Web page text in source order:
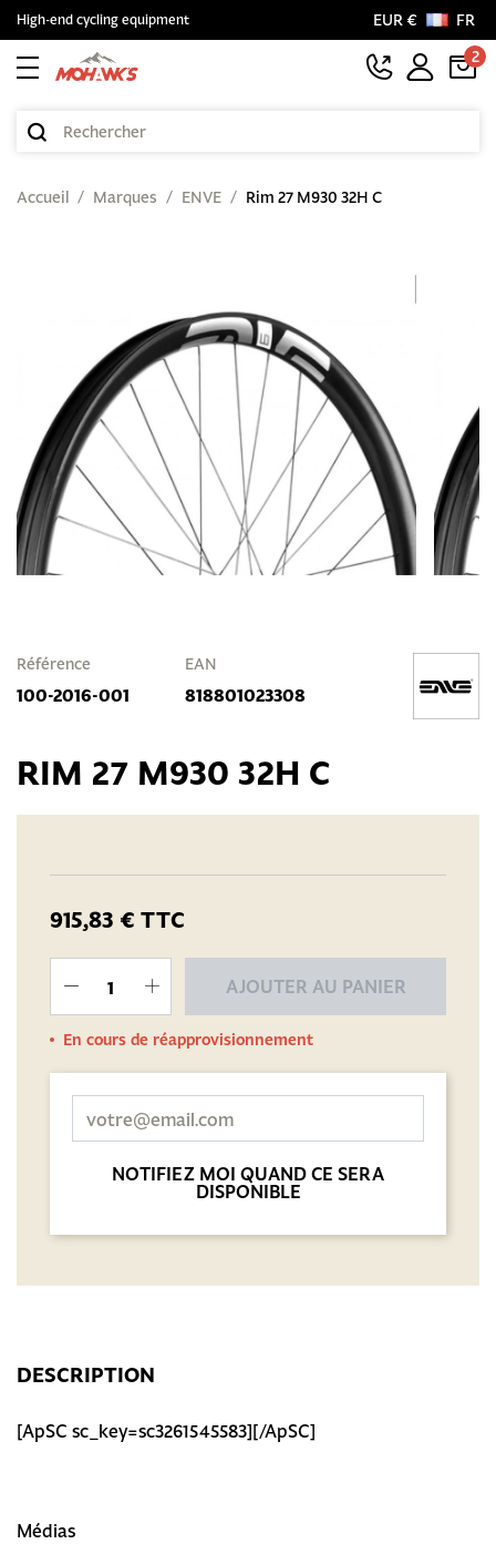
High-end cycling equipment EUR €
FR
2
Accueil Marques ENVE Rim 27 M930 32H C
Référence
100-2016-001
EAN
818801023308
RIM 27 M930 32H C
915,83 € TTC
AJOUTER AU PANIER
En cours de réapprovisionnement
NOTIFIEZ MOI QUAND CE SERA
DISPONIBLE
DESCRIPTION
[ApSC sc_key=sc3261545583][/ApSC]
Médias